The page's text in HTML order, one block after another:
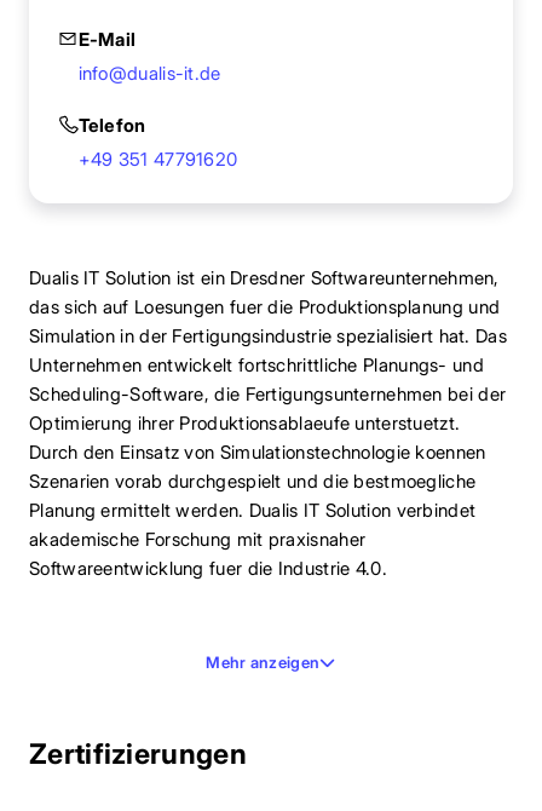
E-Mail
info@dualis-it.de
Telefon
+49 351 47791620
Dualis IT Solution ist ein Dresdner Softwareunternehmen,
das sich auf Loesungen fuer die Produktionsplanung und
Simulation in der Fertigungsindustrie spezialisiert hat. Das
Unternehmen entwickelt fortschrittliche Planungs- und
Scheduling-Software, die Fertigungsunternehmen bei der
Optimierung ihrer Produktionsablaeufe unterstuetzt.
Durch den Einsatz von Simulationstechnologie koennen
Szenarien vorab durchgespielt und die bestmoegliche
Planung ermittelt werden. Dualis IT Solution verbindet
akademische Forschung mit praxisnaher
Softwareentwicklung fuer die Industrie 4.0.
Mehr anzeigen
Zertifizierungen